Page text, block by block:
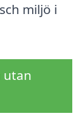
miljö i
utan